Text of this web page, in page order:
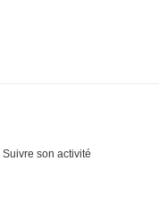
Suivre son activité